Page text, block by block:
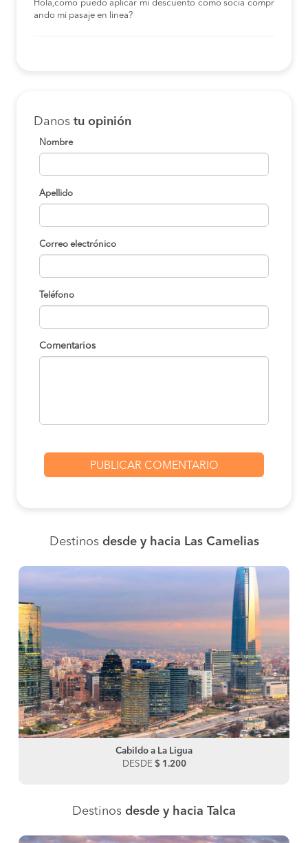
Hola,como puedo aplicar mi descuento como socia compr
ando mi pasaje en linea?
Danos tu opinión
Nombre
Apellido
Correo electrónico
Teléfono
Comentarios
Destinos desde y hacia Las Camelias
Cabildo a La Ligua
DESDE $ 1.200
Destinos desde y hacia Talca